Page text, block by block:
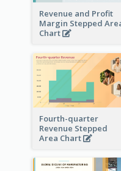
Revenue and Profit
Margin Stepped
Chart
Fourth-quarter
Revenue Stepped
Area Chart